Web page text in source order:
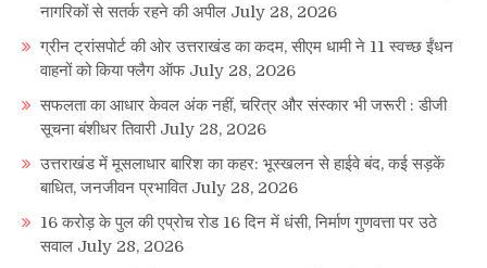
नागरिकों से सतर्क रहने की अपील July 28, 2026
ग्रीन ट्रांसपोर्ट की ओर उत्तराखंड का कदम, सीएम धामी ने 11 स्वच्छ ईंधन
वाहनों को किया फ्लैग ऑफ July 28, 2026
सफलता का आधार केवल अंक नहीं, चरित्र और संस्कार भी जरूरी : डीजी
सूचना बंशीधर तिवारी July 28, 2026
उत्तराखंड में मूसलाधार बारिश का कहर: भूस्खलन से हाईवे बंद, कई सड़कें
बाधित, जनजीवन प्रभावित July 28, 2026
16 करोड़ के पुल की एप्रोच रोड 16 दिन में धंसी, निर्माण गुणवत्ता पर उठे
सवाल July 28, 2026